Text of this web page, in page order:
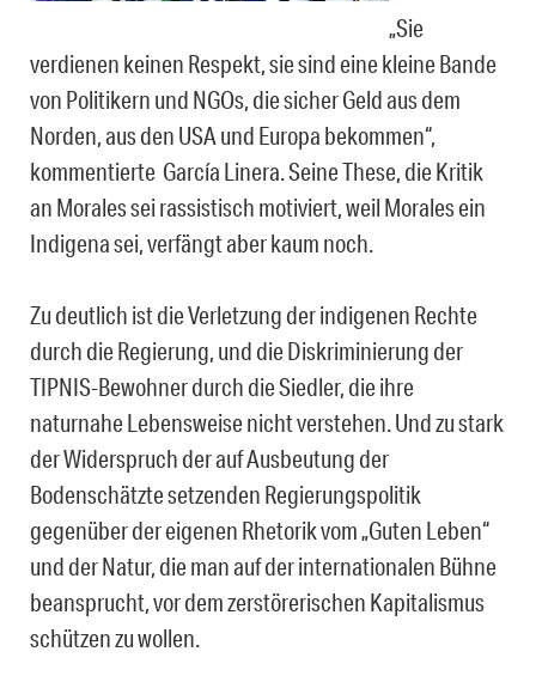
„Sie
verdienen keinen Respekt, sie sind eine kleine Bande
von Politikern und NGOs, die sicher Geld aus dem
Norden, aus den USA und Europa bekommen“,
kommentierte García Linera. Seine These, die Kritik
an Morales sei rassistisch motiviert, weil Morales ein
Indigena sei, verfängt aber kaum noch.
Zu deutlich ist die Verletzung der indigenen Rechte
durch die Regierung, und die Diskriminierung der
TIPNIS-Bewohner durch die Siedler, die ihre
naturnahe Lebensweise nicht verstehen. Und zu stark
der Widerspruch der auf Ausbeutung der
Bodenschätzte setzenden Regierungspolitik
gegenüber der eigenen Rhetorik vom „Guten Leben“
und der Natur, die man auf der internationalen Bühne
beansprucht, vor dem zerstörerischen Kapitalismus
schützen zu wollen.